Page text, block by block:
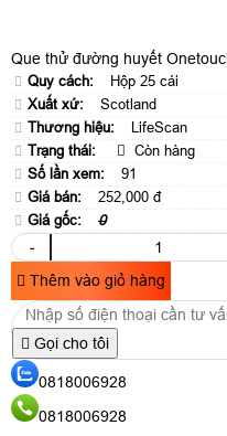
Que thử đường huyết
Quy cách:
Hộp 25 cái
Xuất xứ:
Scotland
Thương hiệu:
LifeScan
Trạng thái:
Còn hàng
Số lần xem:
91
Giá bán:
252,000 đ
Giá gốc:
0
-
Thêm vào giỏ hàng
Gọi cho tôi
0818006928
0818006928